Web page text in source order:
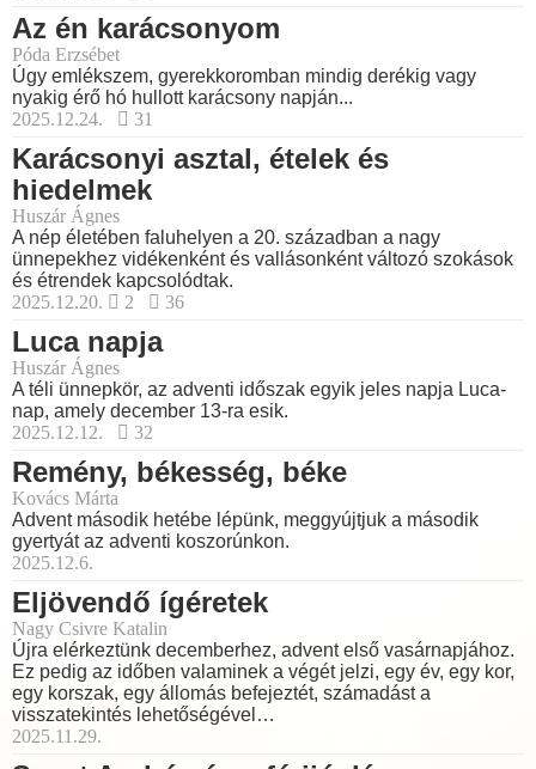
Az én karácsonyom
Póda Erzsébet
Úgy emlékszem, gyerekkoromban mindig derékig vagy
nyakig érő hó hullott karácsony napján...
2025.12.24.
31
Karácsonyi asztal, ételek és
hiedelmek
Huszár Ágnes
A nép életében faluhelyen a 20. században a nagy
ünnepekhez vidékenként és vallásonként változó szokások
és étrendek kapcsolódtak.
2025.12.20.
2 36
Luca napja
Huszár Ágnes
A téli ünnepkör, az adventi időszak egyik jeles napja Luca-
nap, amely december 13-ra esik.
2025.12.12.
32
Remény, békesség, béke
Kovács Márta
Advent második hetébe lépünk, meggyújtjuk a második
gyertyát az adventi koszorúnkon.
2025.12.6.
Eljövendő ígéretek
Nagy Csivre Katalin
Újra elérkeztünk decemberhez, advent első vasárnapjához.
Ez pedig az időben valaminek a végét jelzi, egy év, egy kor,
egy korszak, egy állomás befejeztét, számadást a
visszatekintés lehetőségével…
2025.11.29.